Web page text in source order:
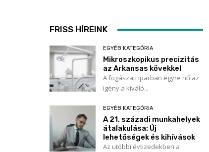
FRISS HÍREINK
EGYÉB KATEGÓRIA
Mikroszkopikus precizitás
az Arkansas kövekkel
A fogászati iparban egyre nő az
igény a kiváló...
EGYÉB KATEGÓRIA
A 21. századi munkahelyek
átalakulása: Új
lehetőségek és kihívások
Az utóbbi évtizedekben a